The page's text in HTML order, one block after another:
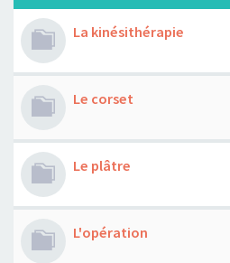
La kinésithérapie
Le corset
Le plâtre
L'opération